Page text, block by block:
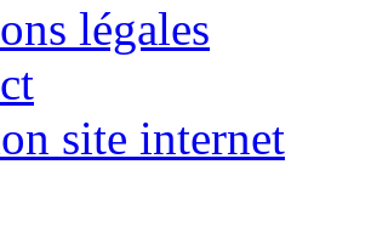
légales
site internet